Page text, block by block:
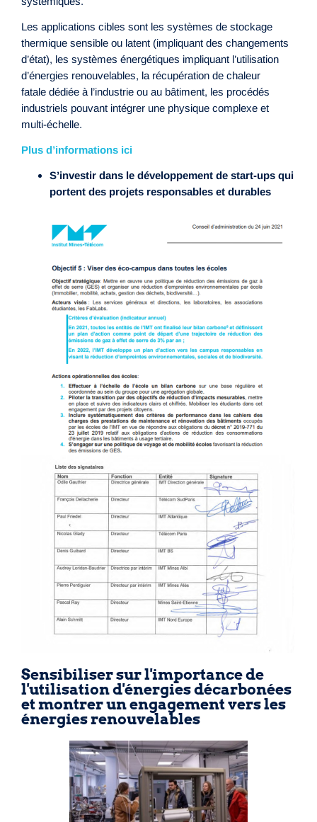
Les applications cibles sont les systèmes de stockage
thermique sensible ou latent (impliquant des changements
d’état), les systèmes énergétiques impliquant l’utilisation
d’énergies renouvelables, la récupération de chaleur
fatale dédiée à l’industrie ou au bâtiment, les procédés
industriels pouvant intégrer une physique complexe et
multi-échelle.
Plus d’informations ici
S’investir dans le développement de start-ups qui
portent des projets responsables et durables
Sensibiliser sur l'importance de
l'utilisation d'énergies décarbonées
et montrer un engagement vers les
énergies renouvelables